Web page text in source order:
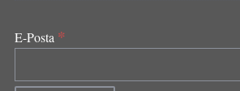
E-Posta *